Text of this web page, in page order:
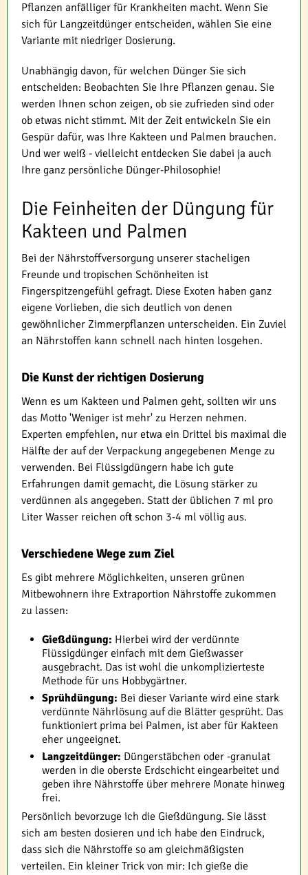
Pflanzen anfälliger für Krankheiten macht. Wenn Sie
sich für Langzeitdünger entscheiden, wählen Sie eine
Variante mit niedriger Dosierung.
Unabhängig davon, für welchen Dünger Sie sich
entscheiden: Beobachten Sie Ihre Pflanzen genau. Sie
werden Ihnen schon zeigen, ob sie zufrieden sind oder
ob etwas nicht stimmt. Mit der Zeit entwickeln Sie ein
Gespür dafür, was Ihre Kakteen und Palmen brauchen.
Und wer weiß - vielleicht entdecken Sie dabei ja auch
Ihre ganz persönliche Dünger-Philosophie!
Die Feinheiten der Düngung für
Kakteen und Palmen
Bei der Nährstoffversorgung unserer stacheligen
Freunde und tropischen Schönheiten ist
Fingerspitzengefühl gefragt. Diese Exoten haben ganz
eigene Vorlieben, die sich deutlich von denen
gewöhnlicher Zimmerpflanzen unterscheiden. Ein Zuviel
an Nährstoffen kann schnell nach hinten losgehen.
Die Kunst der richtigen Dosierung
Wenn es um Kakteen und Palmen geht, sollten wir uns
das Motto 'Weniger ist mehr' zu Herzen nehmen.
Experten empfehlen, nur etwa ein Drittel bis maximal die
Hälfte der auf der Verpackung angegebenen Menge zu
verwenden. Bei Flüssigdüngern habe ich gute
Erfahrungen damit gemacht, die Lösung stärker zu
verdünnen als angegeben. Statt der üblichen 7 ml pro
Liter Wasser reichen oft schon 3-4 ml völlig aus.
Verschiedene Wege zum Ziel
Es gibt mehrere Möglichkeiten, unseren grünen
Mitbewohnern ihre Extraportion Nährstoffe zukommen
zu lassen:
Gießdüngung: Hierbei wird der verdünnte
Flüssigdünger einfach mit dem Gießwasser
ausgebracht. Das ist wohl die unkomplizierteste
Methode für uns Hobbygärtner.
Sprühdüngung: Bei dieser Variante wird eine stark
verdünnte Nährlösung auf die Blätter gesprüht. Das
funktioniert prima bei Palmen, ist aber für Kakteen
eher ungeeignet.
Langzeitdünger: Düngerstäbchen oder -granulat
werden in die oberste Erdschicht eingearbeitet und
geben ihre Nährstoffe über mehrere Monate hinweg
frei.
Persönlich bevorzuge ich die Gießdüngung. Sie lässt
sich am besten dosieren und ich habe den Eindruck,
dass sich die Nährstoffe so am gleichmäßigsten
verteilen. Ein kleiner Trick von mir: Ich gieße die